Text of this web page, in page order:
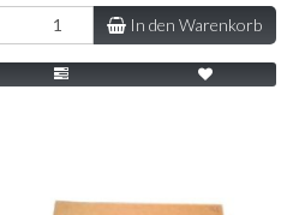
In den Warenkorb